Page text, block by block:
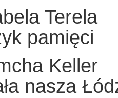
Terela
pamięci
Keller
nasza